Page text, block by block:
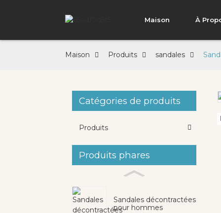
Maison À
Maison Produits sandales
Catégories de produits
Produits
Produits phares
Sandales décontractées
pour hommes
Loading...
Loading...